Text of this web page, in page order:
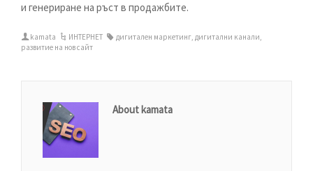
и генериране на ръст в продажбите.
kamata ИНТЕРНЕТ дигитален маркетинг, дигитални канали,
развитие на нов сайт
About kamata